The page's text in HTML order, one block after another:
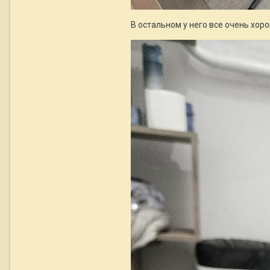
В остальном у него все очень